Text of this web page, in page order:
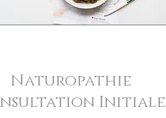
Naturopathie
Initiale